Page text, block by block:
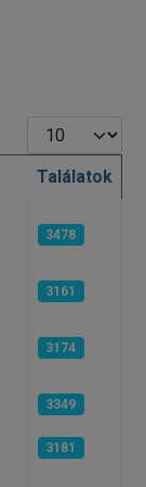
Tételek #
Találatok
3478
3161
3174
3349
3181